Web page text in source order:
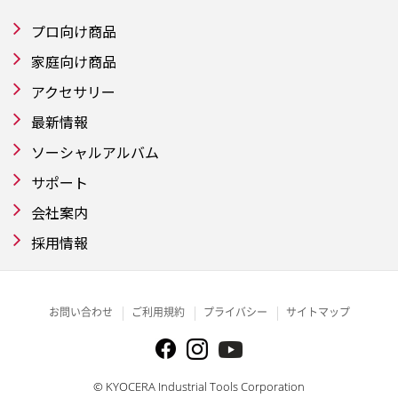
プロ向け商品
家庭向け商品
アクセサリー
最新情報
ソーシャルアルバム
サポート
会社案内
採用情報
お問い合わせ ご利用規約 プライバシー サイトマップ
© KYOCERA Industrial Tools Corporation